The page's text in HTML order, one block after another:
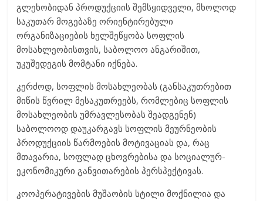
გლეხობიდან პროდუქციის შემსყიდველი, მხოლოდ
საკუთარ მოგებაზე ორიენტირებული
ორგანიზაციების ხელშეწყობა სოფლის
მოსახლეობისთვის, საბოლოო ანგარიშით,
უკუშედეგის მომტანი იქნება.
კერძოდ, სოფლის მოსახლეობას (განსაკუთრებით
მიწის წვრილ მესაკუთრეებს, რომლებიც სოფლის
მოსახლეობის უმრავლესობას შეადგენენ)
საბოლოოდ დაუკარგავს სოფლის მეურნეობის
პროდუქციის წარმოების მოტივაციას და, რაც
მთავარია, სოფლად ცხოვრებისა და სოციალურ-
ეკონომიკური განვითარების პერსპექტივას.
კოოპერატივების მუშაობის სტილი მოქნილია და